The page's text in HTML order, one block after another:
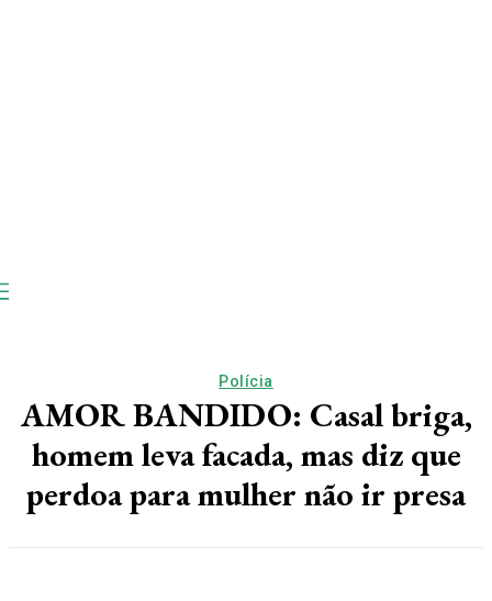
Polícia
AMOR BANDIDO: Casal briga,
homem leva facada, mas diz que
perdoa para mulher não ir presa